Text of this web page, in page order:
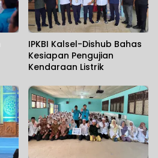
IPKBI Kalsel-Dishub Bahas
Kesiapan Pengujian
Kendaraan Listrik